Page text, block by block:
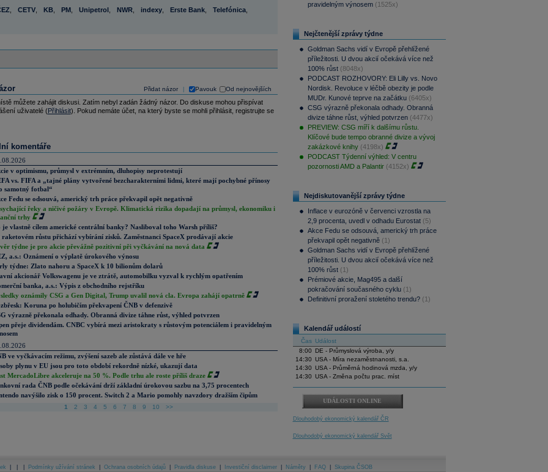
CETV, KB, PM, Unipetrol, NWR, indexy, Erste Bank, Telefónica,
Přidat názor Pavouk Od nejnovějších
můžete zahájit diskusi. Zatím nebyl zadán žádný názor. Do diskuse mohou přispívat
uživatelé (Přihlásit). Pokud nemáte účet, na který byste se mohli přihlásit, registrujte se
komentáře
v optimismu, průmysl v extrémním, dluhopisy neprotestují
vs. FIFA a „tajné plány vytvořené bezcharakterními lidmi, které mají pochybné přínosy
samotný fotbal“
Fedu se odsouvá, americký trh práce překvapil opět negativně
řeky a ničivé požáry v Evropě. Klimatická rizika dopadají na průmysl, ekonomiku i
trhy
je vlastně cílem americké centrální banky? Nasliboval toho Warsh příliš?
raketovém růstu přichází vybírání zisků. Zaměstnanci SpaceX prodávají akcie
týdne je pro akcie převážně pozitivní při vyčkávání na nová data
a.s.: Oznámení o výplatě úrokového výnosu
týdne: Zlato nahoru a SpaceX k 10 bilionům dolarů
akcionář Volkswagenu je ve ztrátě, automobilku vyzval k rychlým opatřením
banka, a.s.: Výpis z obchodního rejstříku
oznámily CSG a Gen Digital, Trump uvalil nová cla. Evropa zahájí opatrně
Koruna po holubičím překvapení ČNB v defenzivě
výrazně překonala odhady. Obranná divize táhne růst, výhled potvrzen
přeje dividendám. CNBC vybírá mezi aristokraty s růstovým potenciálem i pravidelným
ve vyčkávacím režimu, zvýšení sazeb ale zůstává dále ve hře
plynu v EU jsou pro toto období rekordně nízké, ukazují data
MercadoLibre akceleruje na 50 %. Podle trhu ale roste příliš draze
rada ČNB podle očekávání drží základní úrokovou sazbu na 3,75 procentech
navýšilo zisk o 150 procent. Switch 2 a Mario pomohly navzdory dražším čipům
1 2 3 4 5 6 7 8 9 10 >>
pravidelným výnosem (1525x)
Nejčtenější zprávy týdne
Goldman Sachs vidí v Evropě přehlížené
příležitosti. U dvou akcií očekává více než
100% růst (8048x)
PODCAST ROZHOVORY: Eli Lilly vs. Novo
Nordisk. Revoluce v léčbě obezity je podle
MUDr. Kunové teprve na začátku (6405x)
CSG výrazně překonala odhady. Obranná
divize táhne růst, výhled potvrzen (4477x)
PREVIEW: CSG míří k dalšímu růstu.
Klíčové bude tempo obranné divize a vývoj
zakázkové knihy (4198x)
PODCAST Týdenní výhled: V centru
pozornosti AMD a Palantir (4152x)
Nejdiskutovanější zprávy týdne
Inflace v eurozóně v červenci vzrostla na
2,9 procenta, uvedl v odhadu Eurostat (5)
Akce Fedu se odsouvá, americký trh práce
překvapil opět negativně (1)
Goldman Sachs vidí v Evropě přehlížené
příležitosti. U dvou akcií očekává více než
100% růst (1)
Prémiové akcie, Mag495 a další
pokračování současného cyklu (1)
Definitivní proražení stoletého trendu? (1)
Kalendář událostí
Čas Událost
8:00
DE - Průmyslová výroba, y/y
14:30 USA - Míra nezaměstnanosti, s.a.
14:30 USA - Průměrná hodinová mzda, y/y
14:30 USA - Změna počtu prac. míst
UDÁLOSTI ONLINE
Dlouhodobý ekonomický kalendář ČR
Dlouhodobý ekonomický kalendář Svět
Podmínky užívání stránek Ochrana osobních údajů Pravidla diskuse Investiční disclaimer Náměty FAQ Skupina ČSOB